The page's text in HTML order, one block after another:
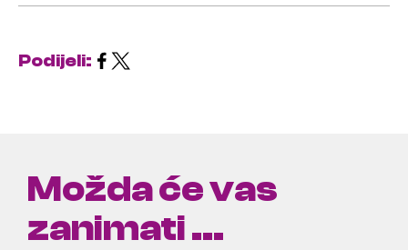
Podijeli:
Možda će vas
zanimati ...